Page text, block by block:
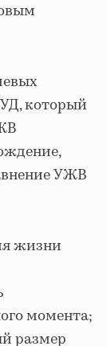
который
УЖВ
жизни
момента;
размер